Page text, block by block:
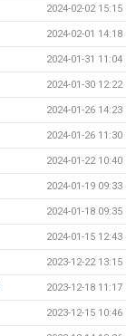
2024-02-02 15:15
2024-02-01 14:18
2024-01-31 11:04
2024-01-30 12:22
2024-01-26 14:23
2024-01-26 11:30
2024-01-22 10:40
2024-01-19 09:33
2024-01-18 09:35
2024-01-15 12:43
2023-12-22 13:15
2023-12-18 11:17
2023-12-15 10:46